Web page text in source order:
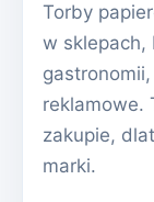
Torby
w sklepach,
reklamowe.
zakupie,
marki.